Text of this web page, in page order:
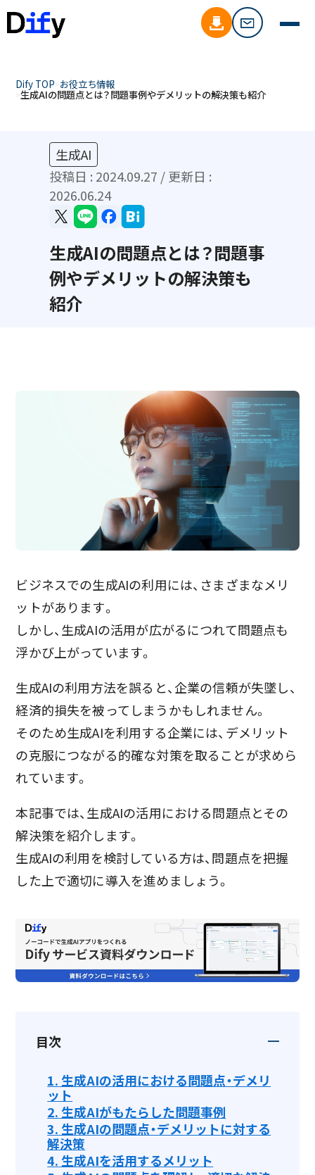
Dify TOP お役立ち情報
生成AIの問題点とは？問題事例やデメリットの解決策も紹介
生成AI
投稿日 : 2024.09.27 / 更新日 :
2026.06.24
生成AIの問題点とは？問題事
例やデメリットの解決策も
紹介
ビジネスでの生成AIの利用には、さまざまなメリ
ットがあります。
しかし、生成AIの活用が広がるにつれて問題点も
浮かび上がっています。
生成AIの利用方法を誤ると、企業の信頼が失墜し、
経済的損失を被ってしまうかもしれません。
そのため生成AIを利用する企業には、デメリット
の克服につながる的確な対策を取ることが求めら
れています。
本記事では、生成AIの活用における問題点とその
解決策を紹介します。
生成AIの利用を検討している方は、問題点を把握
した上で適切に導入を進めましょう。
目次
1.生成AIの活用における問題点・デメリ
ット
2.生成AIがもたらした問題事例
3.生成AIの問題点・デメリットに対する
解決策
4.生成AIを活用するメリット